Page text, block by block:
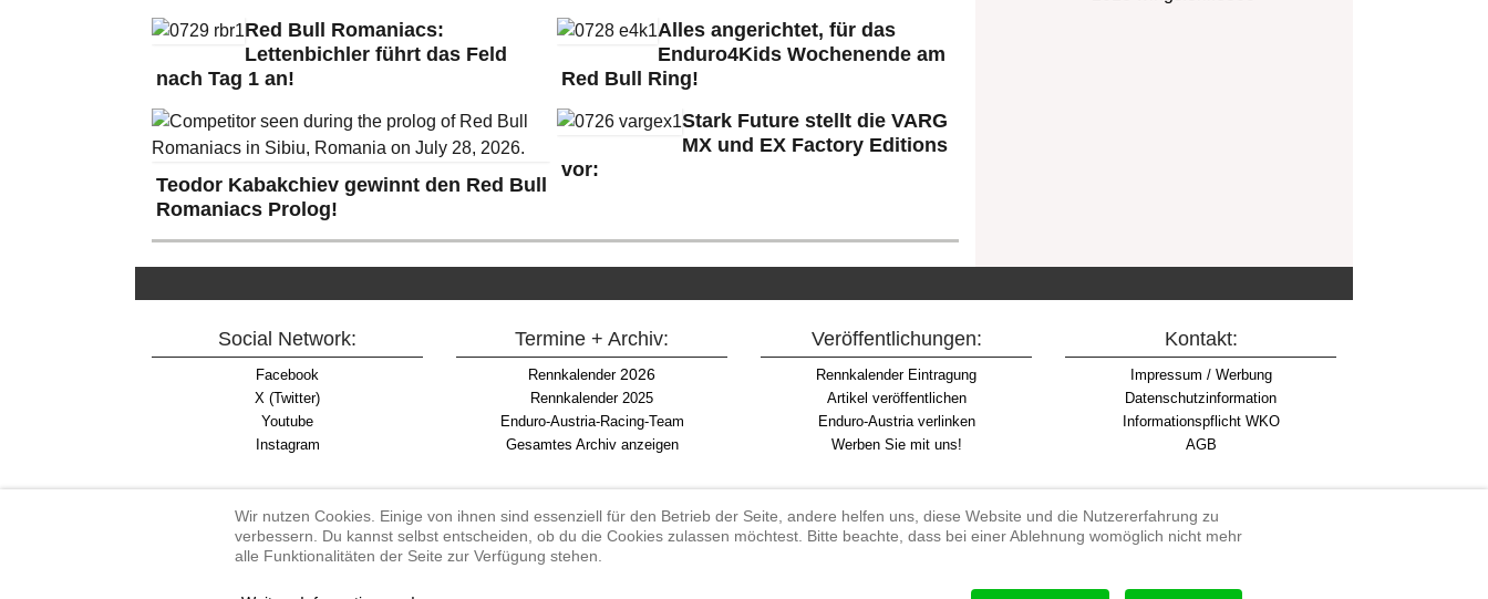
Red Bull Romaniacs:
Lettenbichler führt das Feld
nach Tag 1 an!
Alles angerichtet, für das
Enduro4Kids Wochenende am
Red Bull Ring!
Teodor Kabakchiev gewinnt den Red Bull
Romaniacs Prolog!
Stark Future stellt die VARG
MX und EX Factory Editions
vor:
Social Network:
Facebook
X (Twitter)
Youtube
Instagram
Termine + Archiv:
Rennkalender2026
Rennkalender 2025
Enduro-Austria-Racing-Team
Gesamtes Archiv anzeigen
Veröffentlichungen:
Rennkalender Eintragung
Artikel veröffentlichen
Enduro-Austria verlinken
Werben Sie mit uns!
Kontakt:
Impressum / Werbung
Datenschutzinformation
Informationspflicht WKO
AGB
Begriff "Enduro" auf Wikipedia
#enduroaustria, #wirlebenenduro #enduroaustriaracingteam
Enduro-Austria, Enduro, Endurosport, Endurocross, Endurotraining, Endurotouren, Endurorennen, Hardenduro, Extreme Enduro
Wir nutzen Cookies. Einige von ihnen sind essenziell für den Betrieb der Seite, andere helfen uns, diese Website und die Nutzererfahrung zu
verbessern. Du kannst selbst entscheiden, ob du die Cookies zulassen möchtest. Bitte beachte, dass bei einer Ablehnung womöglich nicht mehr
alle Funktionalitäten der Seite zur Verfügung stehen.